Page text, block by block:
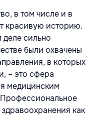
в том числе и в
красивую историю.
сильно
были охвачены
в которых
– это сфера
медицинским
как